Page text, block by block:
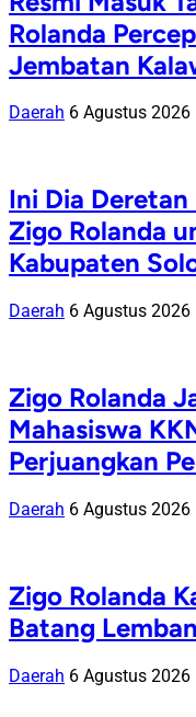
Rolanda
Jembatan
Daerah 6 Agustus 2026
Ini Dia
Zigo Rolanda
Kabupaten
Daerah 6 Agustus 2026
Zigo Rolanda
Mahasiswa
Perjuangkan
Daerah 6 Agustus 2026
Zigo Rolanda
Batang
Daerah 6 Agustus 2026